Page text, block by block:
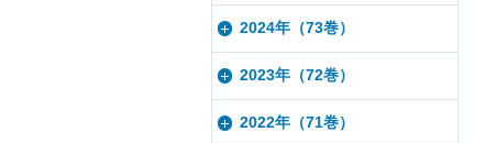
2024年（73巻）
2023年（72巻）
2022年（71巻）